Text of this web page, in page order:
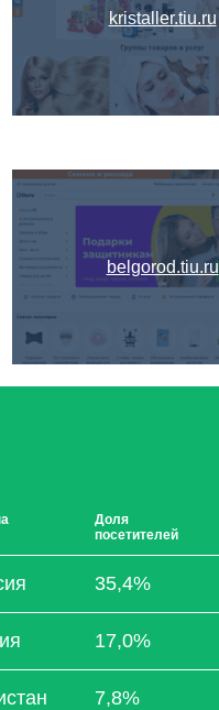
kristaller.tiu.ru
belgorod.tiu.ru
Доля
посетителей
35,4%
17,0%
7,8%